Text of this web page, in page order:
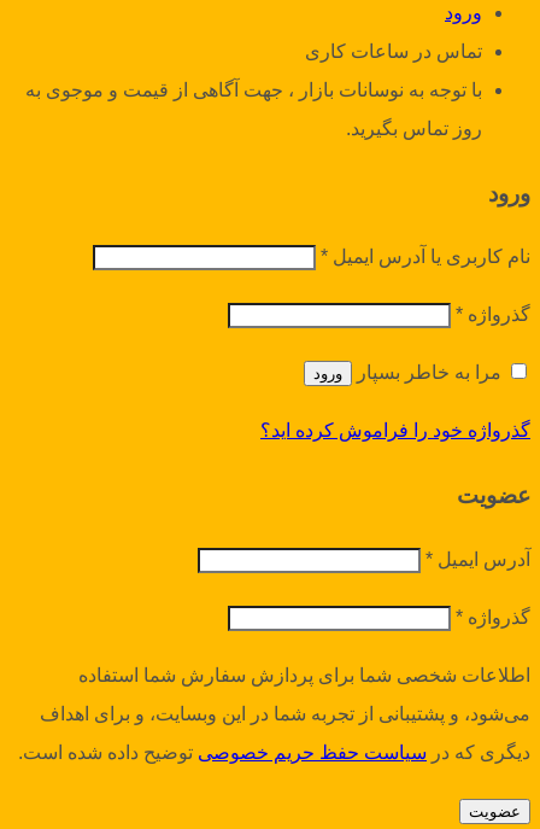
ورود
تماس در ساعات کاری
با توجه به نوسانات بازار ، جهت آگاهی از قیمت و موجوی به
روز تماس بگیرید.
ورود
نام کاربری یا آدرس ایمیل *
گذرواژه *
مرا به خاطر بسپار ورود
گذرواژه خود را فراموش کرده اید؟
عضویت
آدرس ایمیل *
گذرواژه *
اطلاعات شخصی شما برای پردازش سفارش شما استفاده
می‌شود، و پشتیبانی از تجربه شما در این وبسایت، و برای اهداف
دیگری که در سیاست حفظ حریم خصوصی توضیح داده شده است.
عضویت